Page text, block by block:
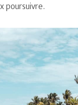
poursuivre.